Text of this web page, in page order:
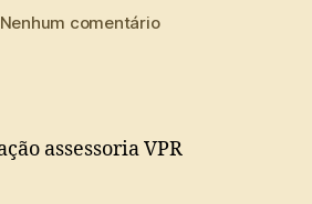
de
Nenhum comentárioem
Lula